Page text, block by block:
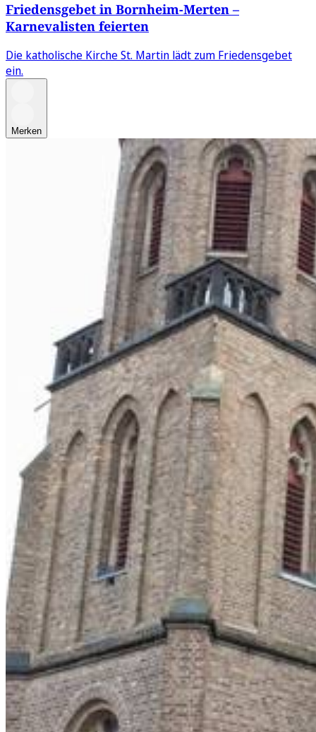
Friedensgebet in Bornheim-Merten –
Karnevalisten feierten
Die katholische Kirche St. Martin lädt zum Friedensgebet
ein.
Merken